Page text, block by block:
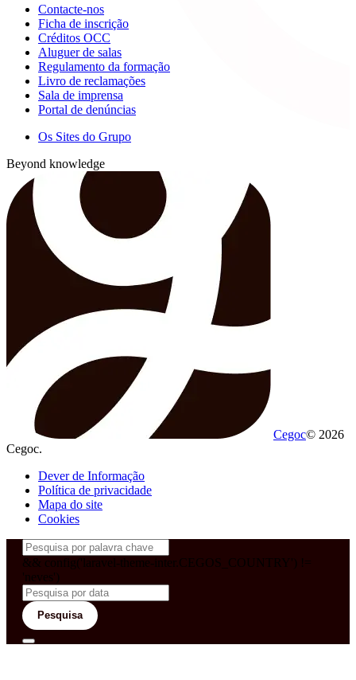
Contacte-nos
Ficha de inscrição
Créditos OCC
Aluguer de salas
Regulamento da formação
Livro de reclamações
Sala de imprensa
Portal de denúncias
Os Sites do Grupo
Beyond knowledge
Cegoc© 2026
Cegoc.
Dever de Informação
Política de privacidade
Mapa do site
Cookies
&& config('laravel-theme-inter.CEGOS_COUNTRY') !=
'neves')
Pesquisa